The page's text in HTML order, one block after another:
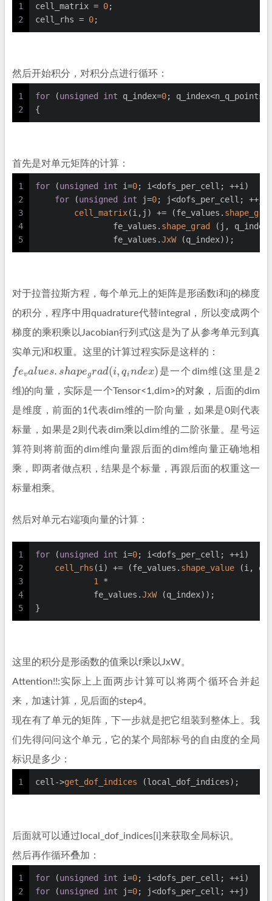
1
2
cell_matrix = 0;
cell_rhs = 0;
然后开始积分，对积分点进行循环：
1
2
for (unsigned int q_index=0; q_index<n_q_points;
{
首先是对单元矩阵的计算：
1
2
3
4
5
for (unsigned int i=0; i<dofs_per_cell; ++i)
for (unsigned int j=0; j<dofs_per_cell; ++j)
cell_matrix(i,j) += (fe_values.
                fe_values.
shape_grad
(j,
                fe_values.
JxW (q_index));
对于拉普拉斯方程，每个单元上的矩阵是形函数i和j的梯度
的积分，程序中用quadrature代替integral，所以变成两个
梯度的乘积乘以Jacobian行列式(这是为了从参考单元到真
实单元)和权重。这里的计算过程实际是这样的：
fe lu a (i, q x
是一个dim维(这里是2
维)的向量，实际是一个Tensor<1,dim>的对象，后面的dim
是维度，前面的1代表dim维的一阶向量，如果是0则代表
标量，如果是2则代表dim乘以dim维的二阶张量。星号运
算符则将前面的dim维向量跟后面的dim维向量正确地相
乘，即两者做点积，结果是个标量，再跟后面的权重这一
标量相乘。
然后对单元右端项向量的计算：
1
2
3
4
5
for (unsigned int i=0; i<dofs_per_cell; ++i)
cell_rhs (i) += (fe_values. shape_value (i,
1 *
            fe_values.
JxW (q_index));
}
这里的积分是形函数的值乘以f乘以JxW。
Attention!!:实际上上面两步计算可以将两个循环合并起
来，加速计算，见后面的step4。
现在有了单元的矩阵，下一步就是把它组装到整体上。我
们先得问问这个单元，它的某个局部标号的自由度的全局
标识是多少：
1 cell->get_dof_indices (local_dof_indices);
后面就可以通过local_dof_indices[i]来获取全局标识。
然后再作循环叠加：
1
2
for (unsigned int i=0; i<dofs_per_cell; ++i)
for (unsigned int j=0; j<dofs_per_cell; ++j)